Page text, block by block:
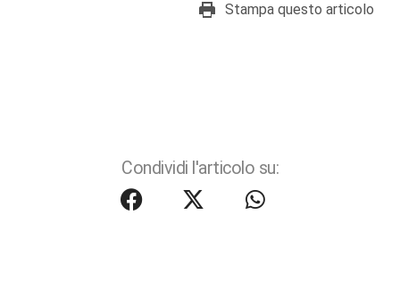
Stampa questo articolo
Condividi l'articolo su: